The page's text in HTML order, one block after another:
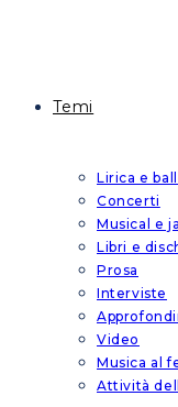
Temi
Lirica e
Concerti
Musical e
Libri e
Prosa
Interviste
Video
Musica al
Attività